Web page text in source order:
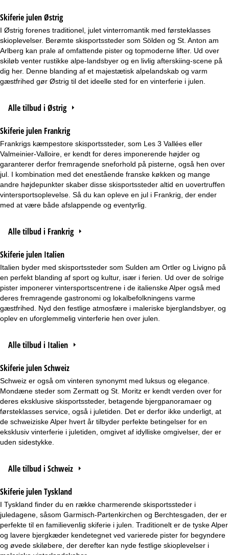
Skiferie julen Østrig
I Østrig forenes traditionel, julet vinterromantik med førsteklasses
skioplevelser. Berømte skisportssteder som Sölden og St. Anton am
Arlberg kan prale af omfattende pister og topmoderne lifter. Ud over
skiløb venter rustikke alpe-landsbyer og en livlig afterskiing-scene på
dig her. Denne blanding af et majestætisk alpelandskab og varm
gæstfrihed gør Østrig til det ideelle sted for en vinterferie i julen.
Alle tilbud i Østrig
Skiferie julen Frankrig
Frankrigs kæmpestore skisportssteder, som Les 3 Vallées eller
Valmeinier-Valloire, er kendt for deres imponerende højder og
garanterer derfor fremragende sneforhold på pisterne, også hen over
jul. I kombination med det enestående franske køkken og mange
andre højdepunkter skaber disse skisportssteder altid en uovertruffen
vintersportsoplevelse. Så du kan opleve en jul i Frankrig, der ender
med at være både afslappende og eventyrlig.
Alle tilbud i Frankrig
Skiferie julen Italien
Italien byder med skisportssteder som Sulden am Ortler og Livigno på
en perfekt blanding af sport og kultur, især i ferien. Ud over de solrige
pister imponerer vintersportscentrene i de italienske Alper også med
deres fremragende gastronomi og lokalbefolkningens varme
gæstfrihed. Nyd den festlige atmosfære i maleriske bjerglandsbyer, og
oplev en uforglemmelig vinterferie hen over julen.
Alle tilbud i Italien
Skiferie julen Schweiz
Schweiz er også om vinteren synonymt med luksus og elegance.
Mondæne steder som Zermatt og St. Moritz er kendt verden over for
deres eksklusive skisportssteder, betagende bjergpanoramaer og
førsteklasses service, også i juletiden. Det er derfor ikke underligt, at
de schweiziske Alper hvert år tilbyder perfekte betingelser for en
eksklusiv vinterferie i juletiden, omgivet af idylliske omgivelser, der er
uden sidestykke.
Alle tilbud i Schweiz
Skiferie julen Tyskland
I Tyskland finder du en række charmerende skisportssteder i
juledagene, såsom Garmisch-Partenkirchen og Berchtesgaden, der er
perfekte til en familievenlig skiferie i julen. Traditionelt er de tyske Alper
og lavere bjergkæder kendetegnet ved varierede pister for begyndere
og øvede skiløbere, der derefter kan nyde festlige skioplevelser i